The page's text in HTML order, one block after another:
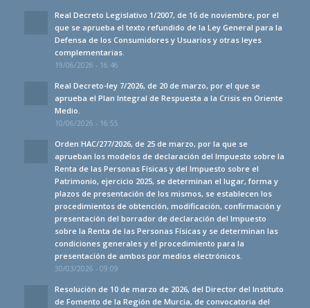
Real Decreto Legislativo 1/2007, de 16 de noviembre, por el
que se aprueba el texto refundido de la Ley General para la
Defensa de los Consumidores y Usuarios y otras leyes
complementarias.
19/06/2026 - 16:46
Real Decreto-ley 7/2026, de 20 de marzo, por el que se
aprueba el Plan Integral de Respuesta a la Crisis en Oriente
Medio.
10/06/2026 - 16:55
Orden HAC/277/2026, de 25 de marzo, por la que se
aprueban los modelos de declaración del Impuesto sobre la
Renta de las Personas Físicas y del Impuesto sobre el
Patrimonio, ejercicio 2025, se determinan el lugar, forma y
plazos de presentación de los mismos, se establecen los
procedimientos de obtención, modificación, confirmación y
presentación del borrador de declaración del Impuesto
sobre la Renta de las Personas Físicas y se determinan las
condiciones generales y el procedimiento para la
presentación de ambos por medios electrónicos.
30/03/2026 - 09:09
Resolución de 10 de marzo de 2026, del Director del Instituto
de Fomento de la Región de Murcia, de convocatoria del